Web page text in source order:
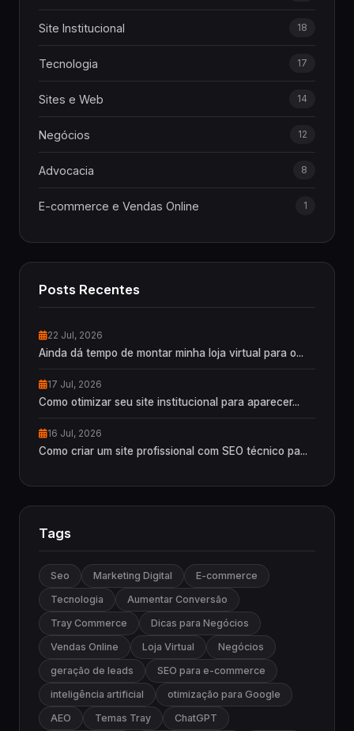
Site Institucional 18
Tecnologia 17
Sites e Web 14
Negócios 12
Advocacia 8
E-commerce e Vendas Online 1
Posts Recentes
22 Jul, 2026
Ainda dá tempo de montar minha loja virtual para o...
17 Jul, 2026
Como otimizar seu site institucional para aparecer...
16 Jul, 2026
Como criar um site profissional com SEO técnico pa...
Tags
Seo Marketing Digital
E-commerce
Tecnologia
Aumentar Conversão
Tray Commerce
Dicas para Negócios
Vendas Online
Loja Virtual
Negócios
geração de leads
SEO para e-commerce
inteligência artificial
otimização para Google
AEO
Temas Tray
ChatGPT